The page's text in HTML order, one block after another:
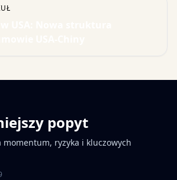
popyt
momentum, ryzyka i kluczowych